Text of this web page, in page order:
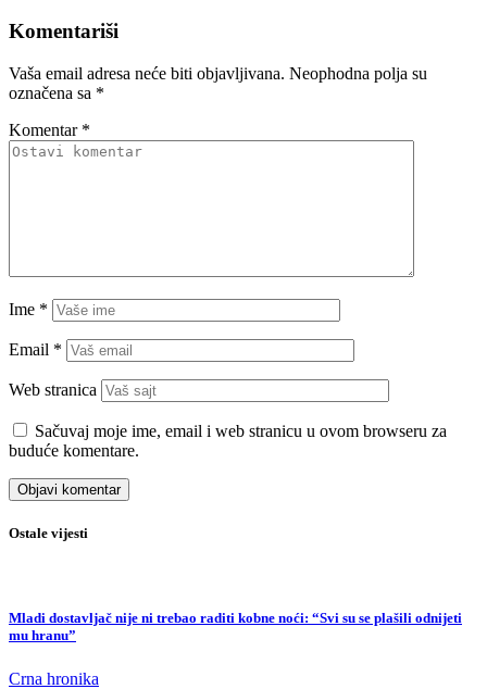
Komentariši
Vaša email adresa neće biti objavljivana. Neophodna polja su
označena sa *
Komentar *
Ime *
Email *
Web stranica
Sačuvaj moje ime, email i web stranicu u ovom browseru za
buduće komentare.
Ostale vijesti
Mladi dostavljač nije ni trebao raditi kobne noći: “Svi su se plašili odnijeti
mu hranu”
Crna hronika